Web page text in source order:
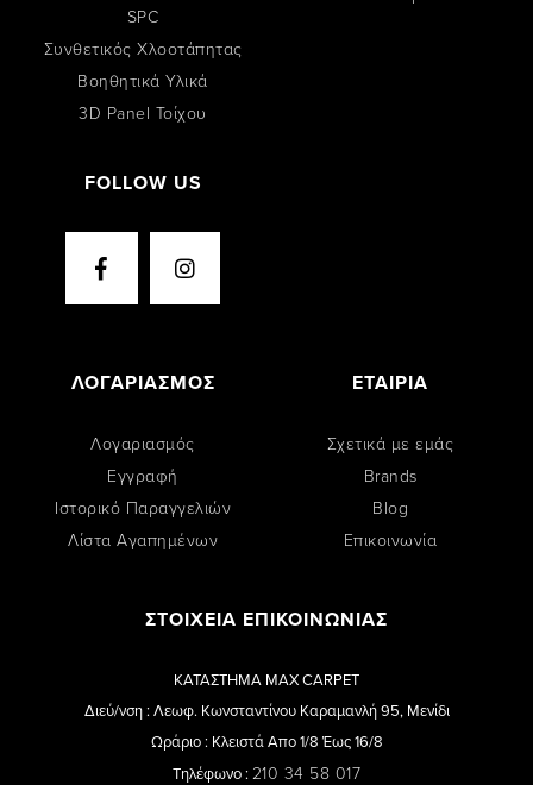
SPC
Συνθετικός Χλοοτάπητας
Βοηθητικά Υλικά
3D Panel Τοίχου
FOLLOW US
ΛΟΓΑΡΙΑΣΜΟΣ
Λογαριασμός
Εγγραφή
Ιστορικό Παραγγελιών
Λίστα Αγαπημένων
ΕΤΑΙΡΙΑ
Σχετικά με εμάς
Brands
Blog
Επικοινωνία
ΣΤΟΙΧΕΙΑ ΕΠΙΚΟΙΝΩΝΙΑΣ
ΚΑΤΑΣΤΗΜΑ MAX CARPET
Διεύ/νση : Λεωφ. Κωνσταντίνου Καραμανλή 95, Μενίδι
Ωράριο : Κλειστά Απο 1/8 Έως 16/8
Τηλέφωνο : 210 34 58 017